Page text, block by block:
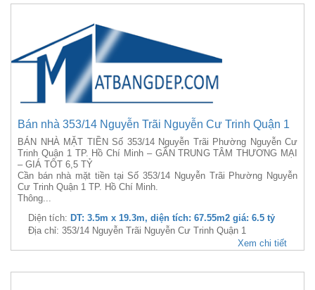
Bán nhà 353/14 Nguyễn Trãi Nguyễn Cư Trinh Quận 1
BÁN NHÀ MẶT TIỀN Số 353/14 Nguyễn Trãi Phường Nguyễn Cư
Trinh Quận 1 TP. Hồ Chí Minh – GẦN TRUNG TÂM THƯƠNG MẠI
– GIÁ TỐT 6,5 TỶ
Cần bán nhà mặt tiền tại Số 353/14 Nguyễn Trãi Phường Nguyễn
Cư Trinh Quận 1 TP. Hồ Chí Minh.
Thông...
Diện tích: DT: 3.5m x 19.3m, diện tích: 67.55m2 giá: 6.5 tỷ
Địa chỉ: 353/14 Nguyễn Trãi Nguyễn Cư Trinh Quận 1
Xem chi tiết